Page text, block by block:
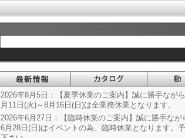
2026年8月5日：【夏季休業のご案内】誠に勝手なが
月11日(火)～8月16日(日)は全業務休業となります。
2026年6月27日：【臨時休業のご案内】誠に勝手なが
6月28日(日)はイベントの為、臨時休業となります。